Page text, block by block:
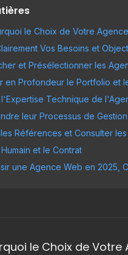
le Choix de Votre
Vos Besoins et
et Présélectionner les
en Profondeur le Portfolio et
l'Expertise Technique de
leur Processus de
Références et Consulter les
et le Contrat
une Agence Web en 2025,
le Choix de